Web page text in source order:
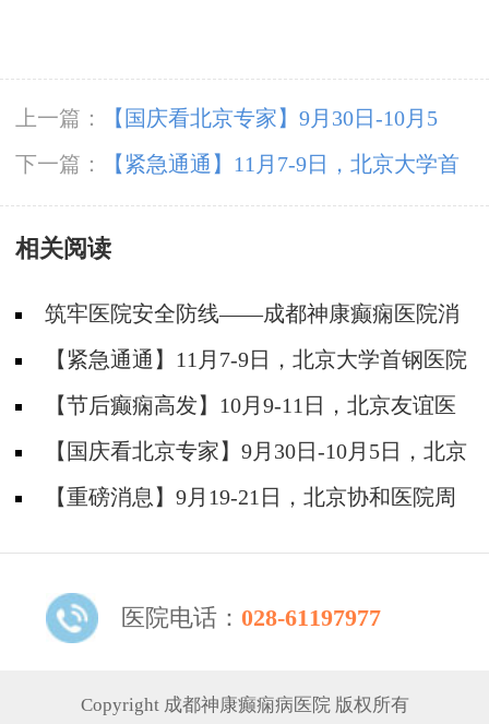
上一篇：
【国庆看北京专家】9月30日-10月5
日，北京天坛&首钢医院两大专家蓉城亲诊+癫
痫大额救助，速约！
下一篇：
【紧急通通】11月7-9日，北京大学首
钢医院神经内科胡颖教授亲临成都会诊，破解癫
痫疑难
相关阅读
筑牢医院安全防线——成都神康癫痫医院消
防安全培训纪实
【紧急通通】11月7-9日，北京大学首钢医院
神经内科胡颖教授亲临成都会诊，破解癫痫疑难
【节后癫痫高发】10月9-11日，北京友谊医
院陈葵博士免费会诊+治疗援助，破解癫痫难
题！
【国庆看北京专家】9月30日-10月5日，北京
天坛&首钢医院两大专家蓉城亲诊+癫痫大额救
【重磅消息】9月19-21日，北京协和医院周
线！
医院电话： 028-61197977
Copyright 成都神康癫痫病医院 版权所有